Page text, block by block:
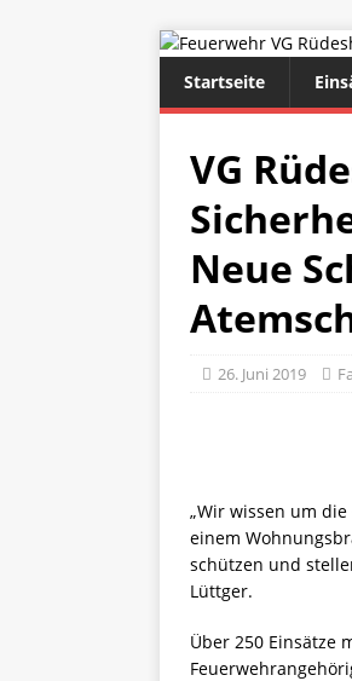
Startseite
VG
Neue
26. Juni 2019
„Wir wissen um
einem
schützen und
Lüttger.
Über 250 Einsätze